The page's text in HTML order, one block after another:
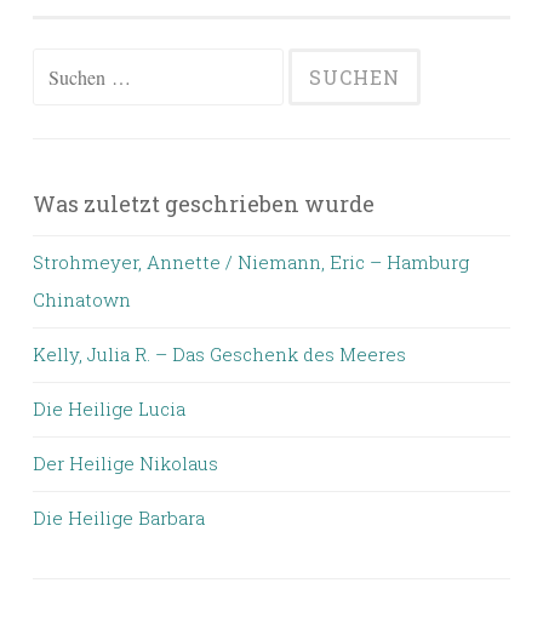
Suchen
Was zuletzt geschrieben wurde
Strohmeyer, Annette / Niemann, Eric – Hamburg
Chinatown
Kelly, Julia R. – Das Geschenk des Meeres
Die Heilige Lucia
Der Heilige Nikolaus
Die Heilige Barbara